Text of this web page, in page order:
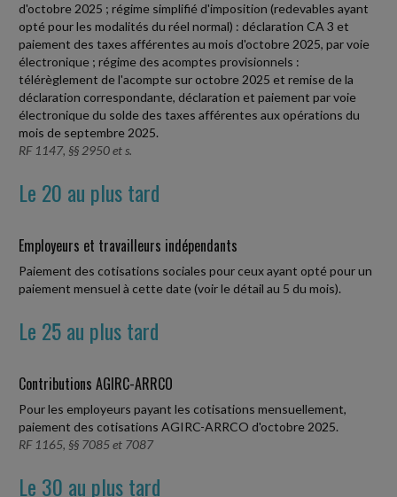
d'octobre 2025 ; régime simplifié d'imposition (redevables ayant
opté pour les modalités du réel normal) : déclaration CA 3 et
paiement des taxes afférentes au mois d'octobre 2025, par voie
électronique ; régime des acomptes provisionnels :
télérèglement de l'acompte sur octobre 2025 et remise de la
déclaration correspondante, déclaration et paiement par voie
électronique du solde des taxes afférentes aux opérations du
mois de septembre 2025.
RF 1147, §§ 2950 et s.
Le 20 au plus tard
Employeurs et travailleurs indépendants
Paiement des cotisations sociales pour ceux ayant opté pour un
paiement mensuel à cette date (voir le détail au 5 du mois).
Le 25 au plus tard
Contributions AGIRC-ARRCO
Pour les employeurs payant les cotisations mensuellement,
paiement des cotisations AGIRC-ARRCO d'octobre 2025.
RF 1165, §§ 7085 et 7087
Le 30 au plus tard